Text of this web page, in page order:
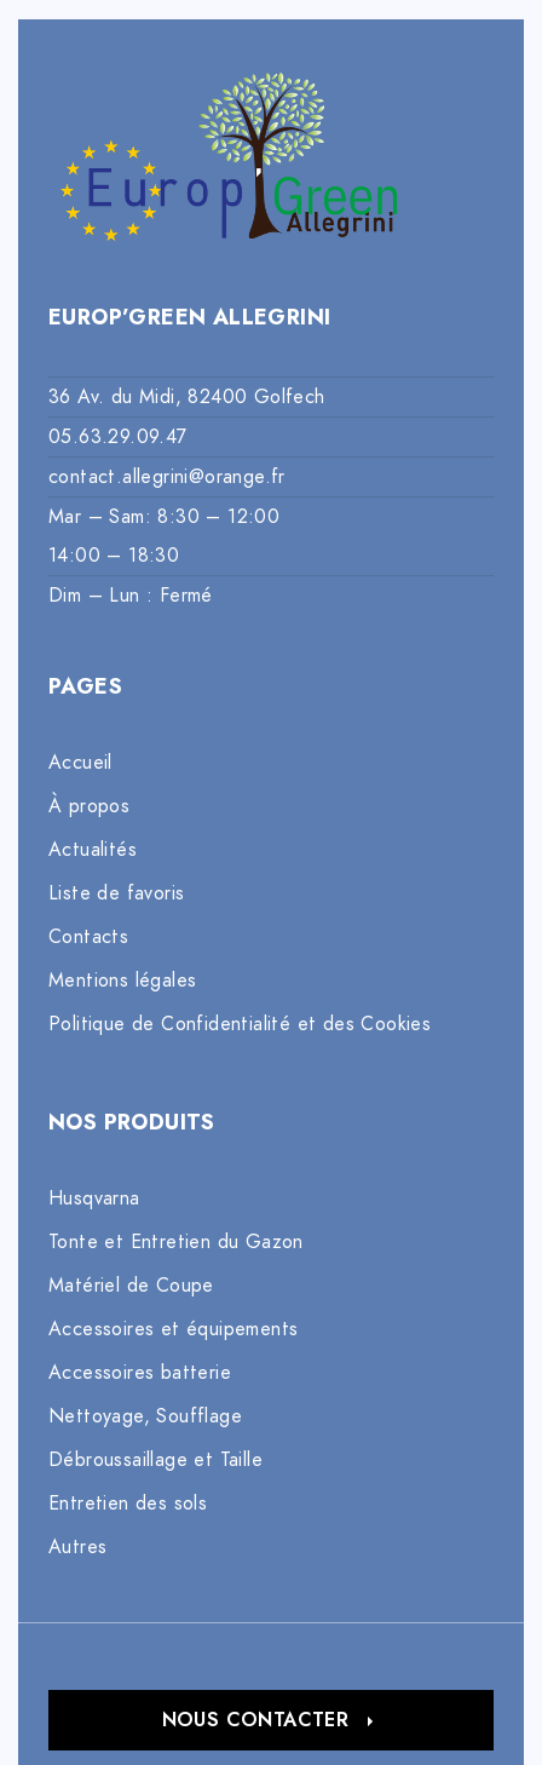
EUROP’GREEN ALLEGRINI
36 Av. du Midi, 82400 Golfech
05.63.29.09.47
contact.allegrini@orange.fr
Mar – Sam: 8:30 – 12:00
14:00 – 18:30
Dim – Lun : Fermé
PAGES
Accueil
À propos
Actualités
Liste de favoris
Contacts
Mentions légales
Politique de Confidentialité et des Cookies
NOS PRODUITS
Husqvarna
Tonte et Entretien du Gazon
Matériel de Coupe
Accessoires et équipements
Accessoires batterie
Nettoyage, Soufflage
Débroussaillage et Taille
Entretien des sols
Autres
NOUS CONTACTER